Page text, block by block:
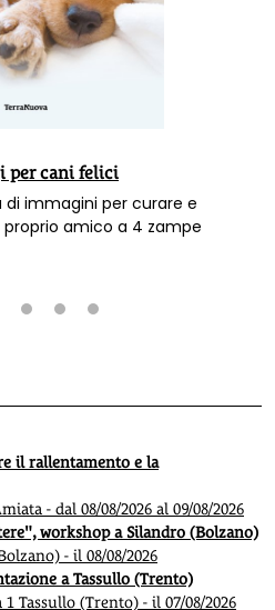
per cani felici
immagini per curare e
benessere al proprio amico a 4 zampe
il rallentamento e la
- dal 08/08/2026 al 09/08/2026
workshop a Silandro (Bolzano)
- il 08/08/2026
a Tassullo (Trento)
Tassullo (Trento) - il 07/08/2026